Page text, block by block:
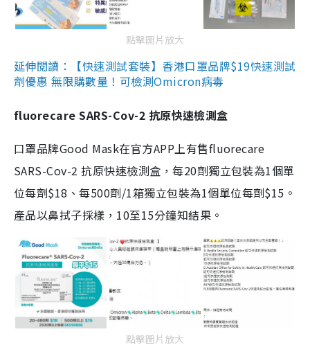
點擊圖片放大
延伸閱讀：【快速測試套裝】香港口罩品牌$19快速測試
劑優惠 無限購數量！可檢測Omicron病毒
fluorecare SARS-Cov-2 抗原快速檢測盒
口罩品牌Good Mask在官方APP上有售fluorecare
SARS-Cov-2 抗原快速檢測盒，每20劑獨立包裝為1個單
位每劑$18、每500劑/1箱獨立包裝為1個單位每劑$15。
產品以鼻拭子採樣，10至15分鐘知結果。
點擊圖片放大